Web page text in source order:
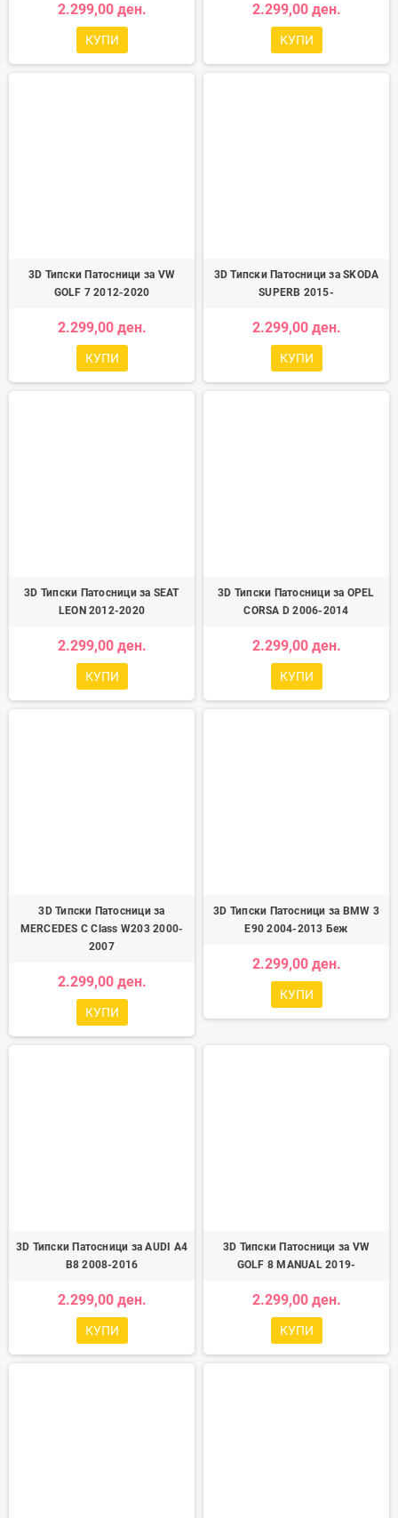
2.299,00 ден.
КУПИ
2.299,00 ден.
КУПИ
3D Типски Патосници за VW
GOLF 7 2012-2020
2.299,00 ден.
КУПИ
3D Типски Патосници за SKODA
SUPERB 2015-
2.299,00 ден.
КУПИ
3D Типски Патосници за SEAT
LEON 2012-2020
2.299,00 ден.
КУПИ
3D Типски Патосници за OPEL
CORSA D 2006-2014
2.299,00 ден.
КУПИ
3D Типски Патосници за
MERCEDES C Class W203 2000-
2007
2.299,00 ден.
КУПИ
3D Типски Патосници за BMW 3
E90 2004-2013 Беж
2.299,00 ден.
КУПИ
3D Типски Патосници за AUDI A4
B8 2008-2016
2.299,00 ден.
КУПИ
3D Типски Патосници за VW
GOLF 8 MANUAL 2019-
2.299,00 ден.
КУПИ